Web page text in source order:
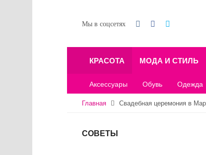
Мы в соцсетях
КРАСОТА МОДА И СТИЛЬ
Аксессуары Обувь Одежда
Главная Свадебная церемония в
СОВЕТЫ